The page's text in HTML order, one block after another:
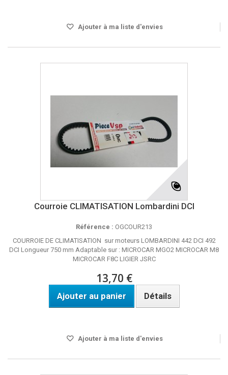
Ajouter à ma liste d'envies
Courroie CLIMATISATION Lombardini DCI
Référence : OGCOUR213
COURROIE DE CLIMATISATION sur moteurs LOMBARDINI 442 DCI 492
DCI Longueur 750 mm Adaptable sur : MICROCAR MGO2 MICROCAR M8
MICROCAR F8C LIGIER JSRC
13,70 €
Ajouter au panier Détails
Ajouter à ma liste d'envies